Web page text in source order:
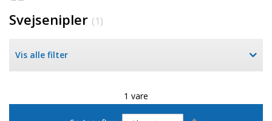
Svejsenipler (1)
Vis alle filter
1 vare